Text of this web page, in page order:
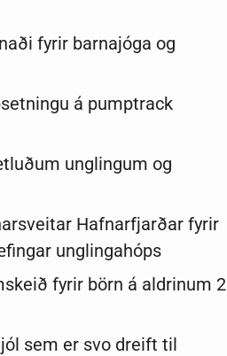
fyrir barnajóga og
á pumptrack
unglingum og
Hafnarfjarðar fyrir
unglingahóps
fyrir börn á aldrinum 2
sem er svo dreift til